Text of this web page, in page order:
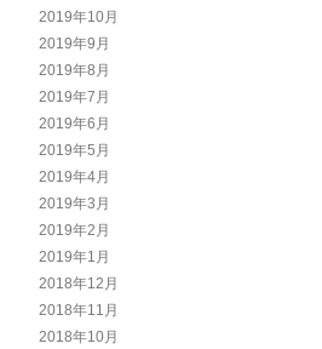
2019年10月
2019年9月
2019年8月
2019年7月
2019年6月
2019年5月
2019年4月
2019年3月
2019年2月
2019年1月
2018年12月
2018年11月
2018年10月